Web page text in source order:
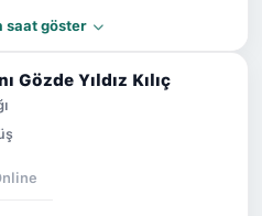
saat göster
Gözde Yıldız Kılıç